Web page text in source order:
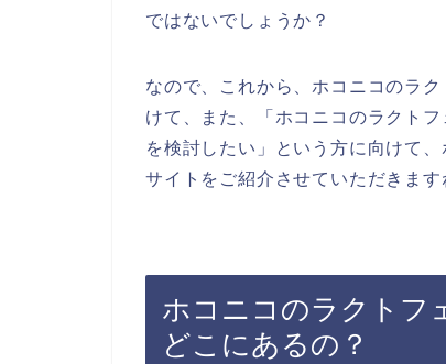
ではないでしょうか？
なので、これから、ホコニコのラ
けて、また、「ホコニコのラクト
を検討したい」という方に向けて
サイトをご紹介させていただきます
ホコニコのラクトフ
どこにあるの？